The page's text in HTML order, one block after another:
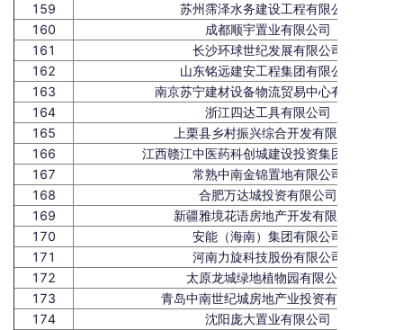
159
苏州霈泽水务建设工程有限公司
160
成都顺宇置业有限公司
161
长沙环球世纪发展有限公司
162
山东铭远建安工程集团有限公司
163
南京苏宁建材设备物流贸易中心有限公司
164
浙江四达工具有限公司
165
上栗县乡村振兴综合开发有限公司
166
江西赣江中医药科创城建设投资集团有限公司
167
常熟中南金锦置地有限公司
168
合肥万达城投资有限公司
169
新疆雅境花语房地产开发有限公司
170
安能（海南）集团有限公司
171
河南力旋科技股份有限公司
172
太原龙城绿地植物园有限公司
173
青岛中南世纪城房地产业投资有限公司
174
沈阳庞大置业有限公司